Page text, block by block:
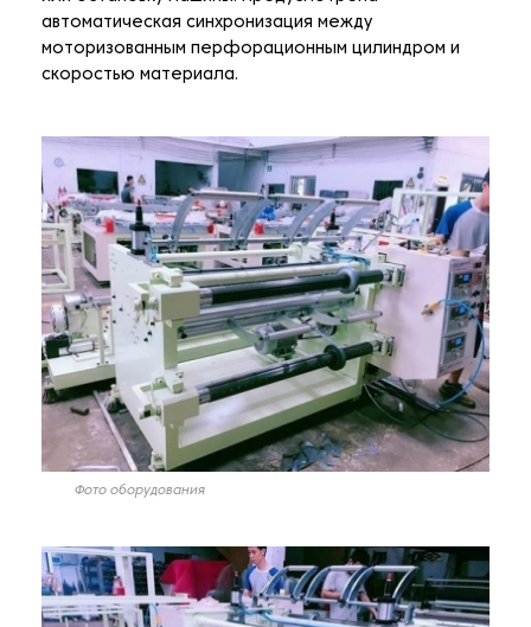
автоматическая синхронизация между
моторизованным перфорационным цилиндром и
скоростью материала.
Фото оборудования